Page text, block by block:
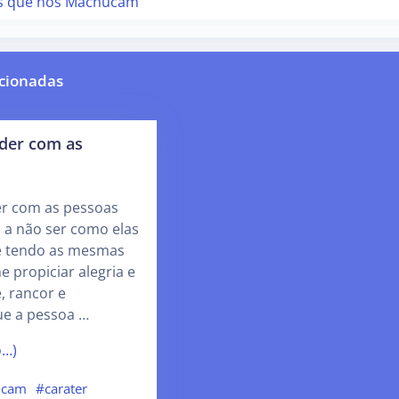
com as
com as pessoas
não ser como elas
as mesmas
propiciar alegria e
rancor e
a pessoa …
#carater